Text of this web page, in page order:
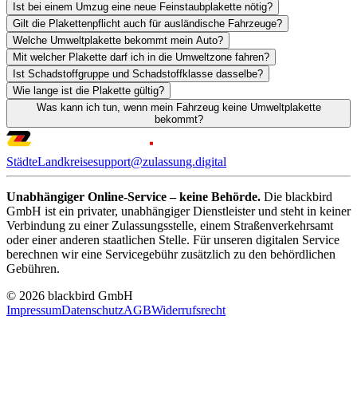
Ist bei einem Umzug eine neue Feinstaubplakette nötig?
Gilt die Plakettenpflicht auch für ausländische Fahrzeuge?
Welche Umweltplakette bekommt mein Auto?
Mit welcher Plakette darf ich in die Umweltzone fahren?
Ist Schadstoffgruppe und Schadstoffklasse dasselbe?
Wie lange ist die Plakette gültig?
Was kann ich tun, wenn mein Fahrzeug keine Umweltplakette
bekommt?
StädteLandkreisesupport@zulassung.digital
Unabhängiger Online-Service – keine Behörde. Die blackbird
GmbH ist ein privater, unabhängiger Dienstleister und steht in keiner
Verbindung zu einer Zulassungsstelle, einem Straßenverkehrsamt
oder einer anderen staatlichen Stelle. Für unseren digitalen Service
berechnen wir eine Servicegebühr zusätzlich zu den behördlichen
Gebühren.
© 2026 blackbird GmbH
ImpressumDatenschutzAGBWiderrufsrecht